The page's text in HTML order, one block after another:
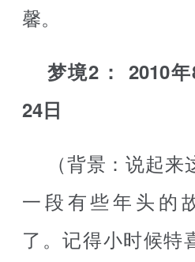
馨。
梦境2： 2010年
24日
（背景：说起来
一段有些年头的
了。记得小时候特